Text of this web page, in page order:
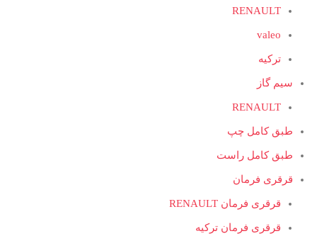
RENAULT
valeo
ترکیه
سیم گاز
RENAULT
طبق کامل چپ
طبق کامل راست
قرقری فرمان
قرقری فرمان RENAULT
قرقری فرمان ترکیه